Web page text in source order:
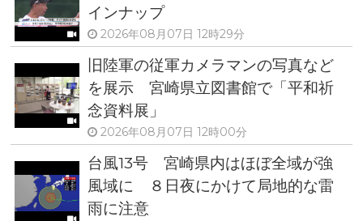
インナップ
2026年08月07日 12時29分
旧陸軍の従軍カメラマンの写真など
を展示 宮崎県立図書館で「平和祈
念資料展」
2026年08月07日 12時00分
台風13号 宮崎県内はほぼ全域が強
風域に ８日夜にかけて局地的な雷
雨に注意